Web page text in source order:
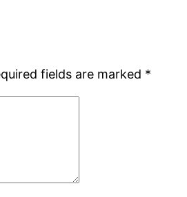
fields are marked *